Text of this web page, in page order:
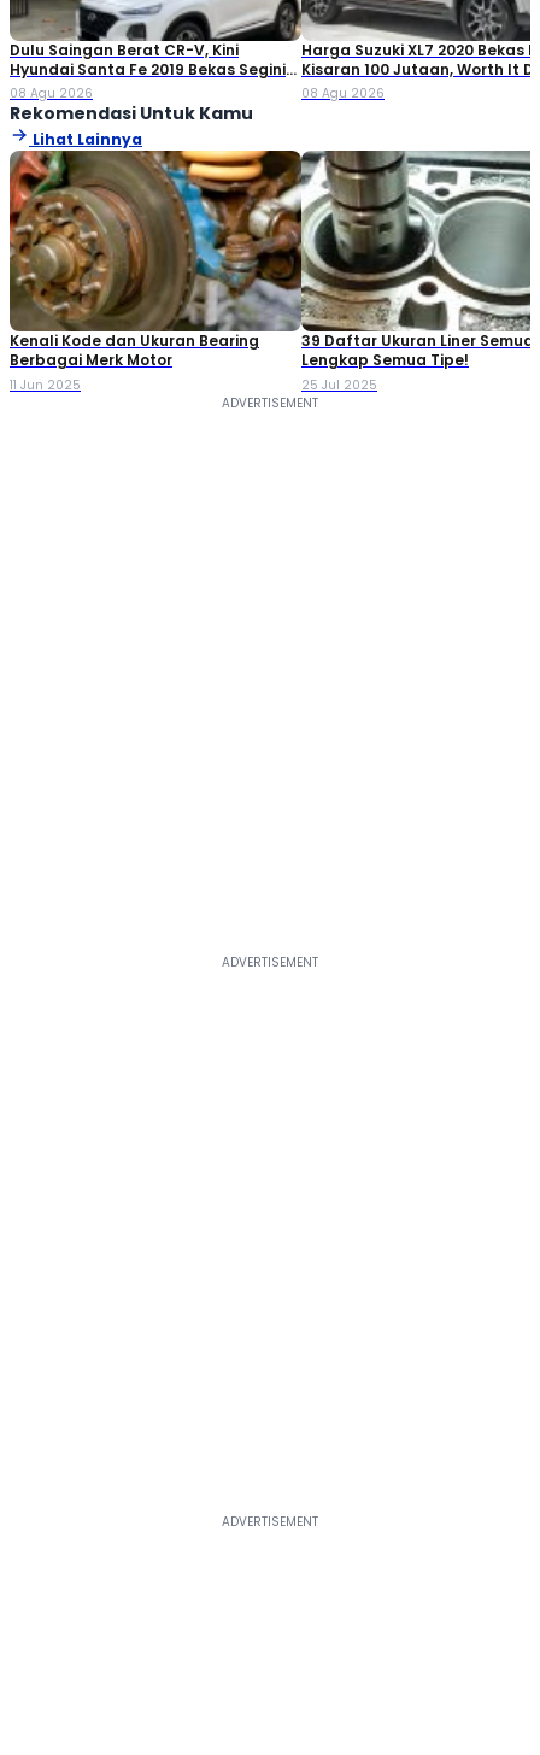
Dulu Saingan Berat CR-V, Kini
Hyundai Santa Fe 2019 Bekas Segini
Harganya
08 Agu 2026
Harga Suzuki XL7 2020 Bekas
Kisaran 100 Jutaan, Worth It
08 Agu 2026
Rekomendasi Untuk Kamu
Lihat Lainnya
Kenali Kode dan Ukuran Bearing
Berbagai Merk Motor
11 Jun 2025
39 Daftar Ukuran Liner Semua
Lengkap Semua Tipe!
25 Jul 2025